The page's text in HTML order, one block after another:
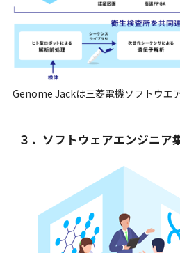
Genome Jackは三菱電機ソフトウエ
３．ソフトウェアエンジニア